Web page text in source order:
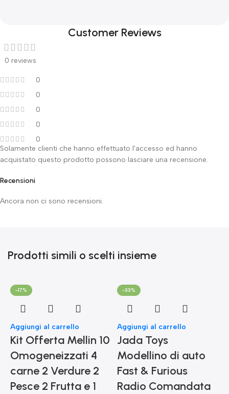
Customer Reviews
0 reviews
0
0
0
0
0
Recensioni
Ancora non ci sono recensioni.
Solamente clienti che hanno effettuato l'accesso ed hanno
acquistato questo prodotto possono lasciare una recensione.
Prodotti simili o scelti insieme
-17%
Aggiungi al carrello
Kit Offerta Mellin 10
Omogeneizzati 4
carne 2 Verdure 2
Pesce 2 Frutta e 1
-33%
Aggiungi al carrello
Jada Toys
Modellino di auto
Fast & Furious
Radio Comandata